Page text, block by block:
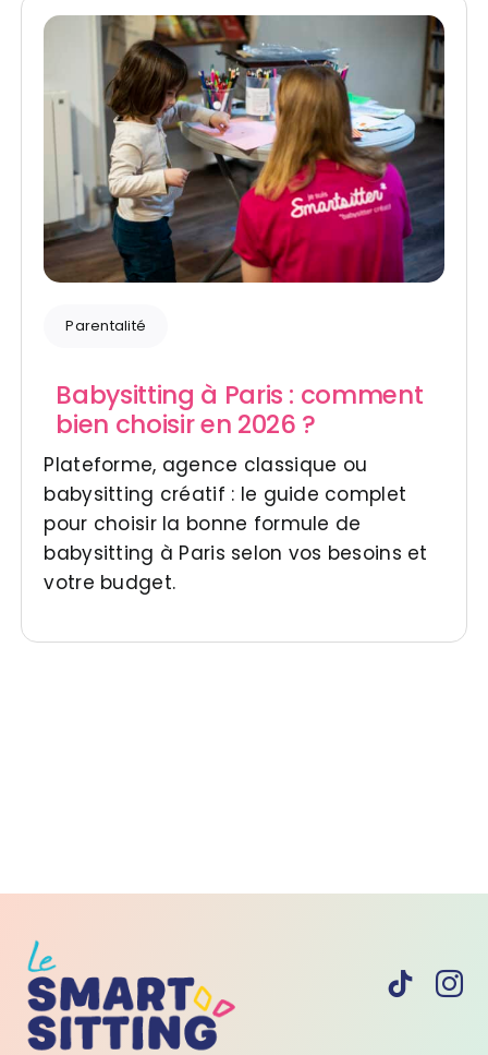
Parentalité
Babysitting à Paris : comment
bien choisir en 2026 ?
Plateforme, agence classique ou
babysitting créatif : le guide complet
pour choisir la bonne formule de
babysitting à Paris selon vos besoins et
votre budget.